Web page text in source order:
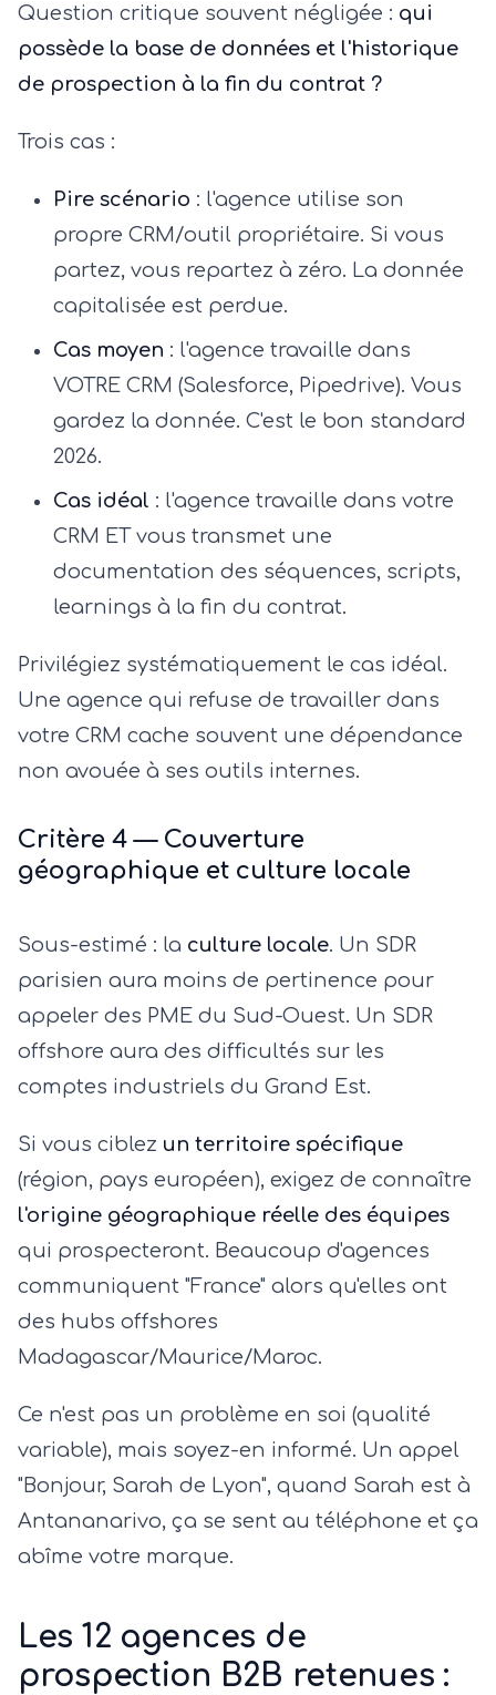
Question critique souvent négligée : qui
possède la base de données et l'historique
de prospection à la fin du contrat ?
Trois cas :
Pire scénario : l'agence utilise son
propre CRM/outil propriétaire. Si vous
partez, vous repartez à zéro. La donnée
capitalisée est perdue.
Cas moyen : l'agence travaille dans
VOTRE CRM (Salesforce, Pipedrive). Vous
gardez la donnée. C'est le bon standard
2026.
Cas idéal : l'agence travaille dans votre
CRM ET vous transmet une
documentation des séquences, scripts,
learnings à la fin du contrat.
Privilégiez systématiquement le cas idéal.
Une agence qui refuse de travailler dans
votre CRM cache souvent une dépendance
non avouée à ses outils internes.
Critère 4 — Couverture
géographique et culture locale
Sous-estimé : la culture locale. Un SDR
parisien aura moins de pertinence pour
appeler des PME du Sud-Ouest. Un SDR
offshore aura des difficultés sur les
comptes industriels du Grand Est.
Si vous ciblez un territoire spécifique
(région, pays européen), exigez de connaître
l'origine géographique réelle des équipes
qui prospecteront. Beaucoup d'agences
communiquent "France" alors qu'elles ont
des hubs offshores
Madagascar/Maurice/Maroc.
Ce n'est pas un problème en soi (qualité
variable), mais soyez-en informé. Un appel
"Bonjour, Sarah de Lyon", quand Sarah est à
Antananarivo, ça se sent au téléphone et ça
abîme votre marque.
Les 12 agences de
prospection B2B retenues :